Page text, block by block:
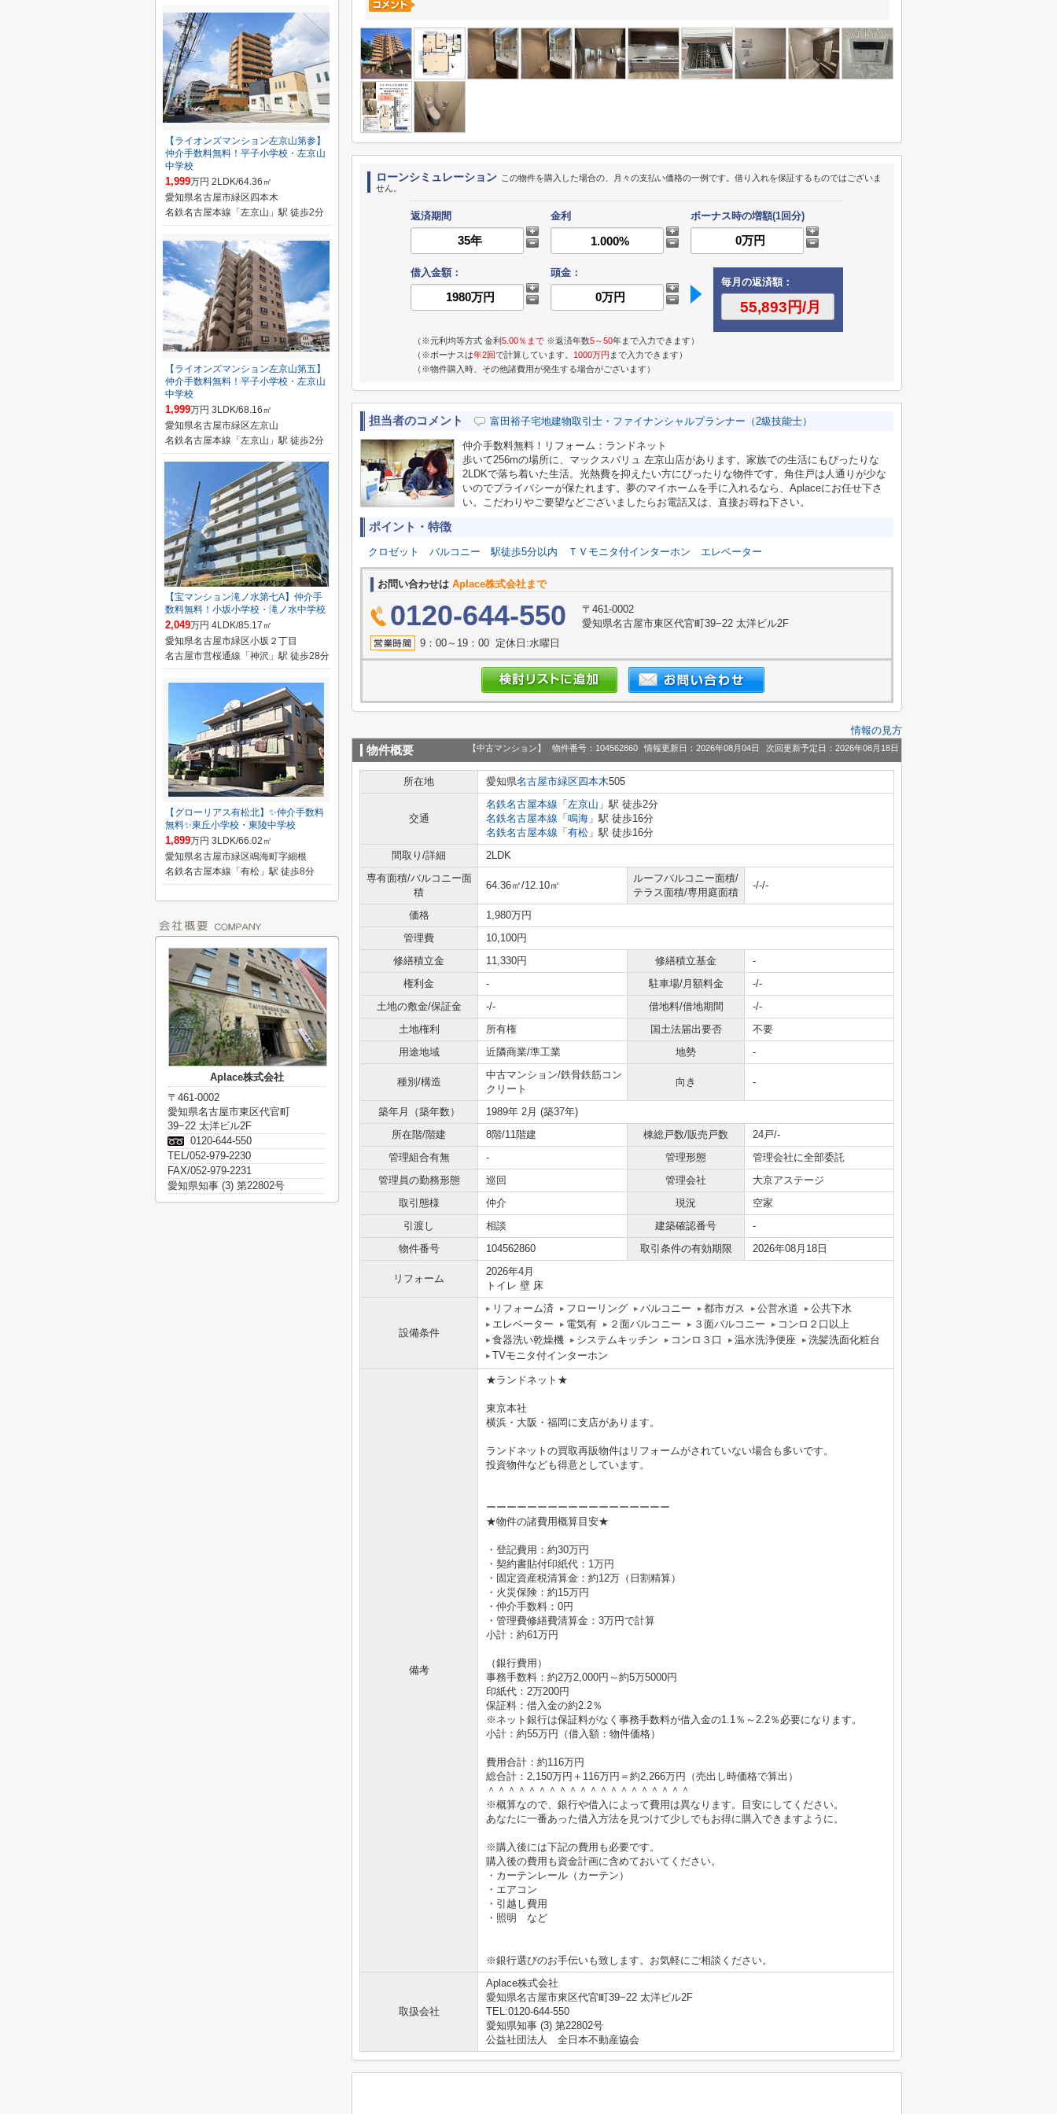
ローンシミュレーション この物件を購入した場合の、月々の支払い価格の一例です。借り入れを保証するものではございま
せん。
返済期間 金利 ボーナス時の増額(1回分)
借入金額：
頭金：
毎月の返済額：
（※元利均等方式 金利5.00％まで ※返済年数5～50年まで入力できます）
（※ボーナスは年2回で計算しています。 1000万円 まで入力できます）
（※物件購入時、その他諸費用が発生する場合がございます）
担当者のコメント 富田裕子宅地建物取引士・ファイナンシャルプランナー（2級技能士）
仲介手数料無料！リフォーム：ランドネット
歩いて256mの場所に、マックスバリュ 左京山店があります。家族での生活にもぴったりな
2LDKで落ち着いた生活。光熱費を抑えたい方にぴったりな物件です。角住戸は人通りが少な
いのでプライバシーが保たれます。夢のマイホームを手に入れるなら、Aplaceにお任せ下さ
い。こだわりやご要望などございましたらお電話又は、直接お尋ね下さい。
ポイント・特徴
クロゼット バルコニー 駅徒歩5分以内 ＴＶモニタ付インターホン エレベーター
お問い合わせは Aplace株式会社まで
0120-644-550
〒461-0002
愛知県名古屋市東区代官町39−22 太洋ビル2F
9：00～19：00 定休日:水曜日
情報の見方
物件概要 【中古マンション】 物件番号：104562860 情報更新日：2026年08月04日 次回更新予定日：2026年08月18日
所在地 愛知県名古屋市緑区四本木505
交通
名鉄名古屋本線 「 左京山 」駅 徒歩2分
名鉄名古屋本線 「 鳴海 」駅 徒歩16分
名鉄名古屋本線 「 有松 」駅 徒歩16分
間取り/詳細
2LDK
専有面積/バルコニー面
積
64.36㎡/12.10㎡
ルーフバルコニー面積/
テラス面積/専用庭面積
-/-/-
価格
1,980万円
管理費
10,100円
修繕積立金
11,330円 修繕積立基金
-
権利金
- 駐車場/月額料金
-/-
土地の敷金/保証金
-/- 借地料/借地期間
-/-
土地権利
所有権 国土法届出要否
不要
用途地域
近隣商業/準工業 地勢 -
種別/構造
中古マンション/鉄骨鉄筋コン
クリート
向き -
築年月（築年数）
1989年 2月 (築37年)
所在階/階建
8階/11階建 棟総戸数/販売戸数
24戸/-
管理組合有無
- 管理形態
管理会社に全部委託
管理員の勤務形態
巡回 管理会社
大京アステージ
取引態様
仲介 現況
空家
引渡し
相談 建築確認番号
-
物件番号
104562860 取引条件の有効期限 2026年08月18日
リフォーム
2026年4月
トイレ 壁 床
設備条件
リフォーム済 フローリング バルコニー 都市ガス 公営水道
公共下水
エレベーター
電気有 ２面バルコニー ３面バルコニー
コンロ２口以上
食器洗い乾燥機
システムキッチン コンロ３口 温水洗浄便座
洗髪洗面化粧台
TVモニタ付インターホン
備考
★ランドネット★
東京本社
横浜・大阪・福岡に支店があります。
ランドネットの買取再販物件はリフォームがされていない場合も多いです。
投資物件なども得意としています。
ーーーーーーーーーーーーーーーーーー
★物件の諸費用概算目安★
・登記費用：約30万円
・契約書貼付印紙代：1万円
・固定資産税清算金：約12万（日割精算）
・火災保険：約15万円
・仲介手数料：0円
・管理費修繕費清算金：3万円で計算
小計：約61万円
（銀行費用）
事務手数料：約2万2,000円～約5万5000円
印紙代：2万200円
保証料：借入金の約2.2％
※ネット銀行は保証料がなく事務手数料が借入金の1.1％～2.2％必要になります。
小計：約55万円（借入額：物件価格）
費用合計：約116万円
総合計：2,150万円＋116万円＝約2,266万円（売出し時価格で算出）
＾＾＾＾＾＾＾＾＾＾＾＾＾＾＾＾＾＾＾＾
※概算なので、銀行や借入によって費用は異なります。目安にしてください。
あなたに一番あった借入方法を見つけて少しでもお得に購入できますように。
※購入後には下記の費用も必要です。
購入後の費用も資金計画に含めておいてください。
・カーテンレール（カーテン）
・エアコン
・引越し費用
・照明 など
※銀行選びのお手伝いも致します。お気軽にご相談ください。
取扱会社
Aplace株式会社
愛知県名古屋市東区代官町39−22 太洋ビル2F
TEL:0120-644-550
愛知県知事 (3) 第22802号
公益社団法人 全日本不動産協会
【ライオンズマンション左京山第参】
仲介手数料無料！平子小学校・左京山
中学校
1,999万円 2LDK/64.36㎡
愛知県名古屋市緑区四本木
名鉄名古屋本線「左京山」駅 徒歩2分
【ライオンズマンション左京山第五】
仲介手数料無料！平子小学校・左京山
中学校
1,999万円 3LDK/68.16㎡
愛知県名古屋市緑区左京山
名鉄名古屋本線「左京山」駅 徒歩2分
【宝マンション滝ノ水第七A】仲介手
数料無料！小坂小学校・滝ノ水中学校
2,049万円 4LDK/85.17㎡
愛知県名古屋市緑区小坂２丁目
名古屋市営桜通線「神沢」駅 徒歩28分
【グローリアス有松北】✨️仲介手数料
無料✨️東丘小学校・東陵中学校
1,899万円 3LDK/66.02㎡
愛知県名古屋市緑区鳴海町字細根
名鉄名古屋本線「有松」駅 徒歩8分
Aplace株式会社
〒461-0002
愛知県名古屋市東区代官町
39−22 太洋ビル2F
0120-644-550
TEL/052-979-2230
FAX/052-979-2231
愛知県知事 (3) 第22802号